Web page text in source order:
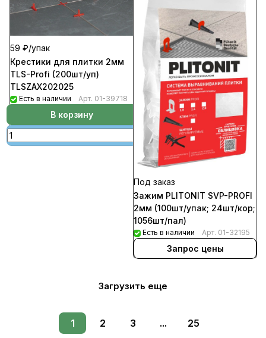
59 ₽/упак
Крестики для плитки 2мм
TLS-Profi (200шт/уп)
TLSZAX202025
Есть в наличии Арт. 01-39718
В корзину
Под заказ
Зажим PLITONIT SVP-PROFI
2мм (100шт/упак; 24шт/кор;
1056шт/пал)
Есть в наличии Арт. 01-32195
Запрос цены
Загрузить еще
1 2 3 ...
25